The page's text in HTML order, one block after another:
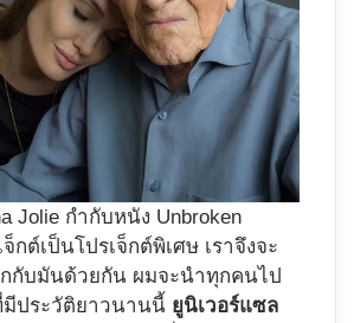
Jolie กำกับหนัง Unbroken
กต์เป็นโปรเจ็กต์พิเศษ เราจึงจะ
กับมันด้วยกัน ผมจะนำทุกคนไป
มีประวัติยาวนานนี้ ยูนิเวอร์แซล